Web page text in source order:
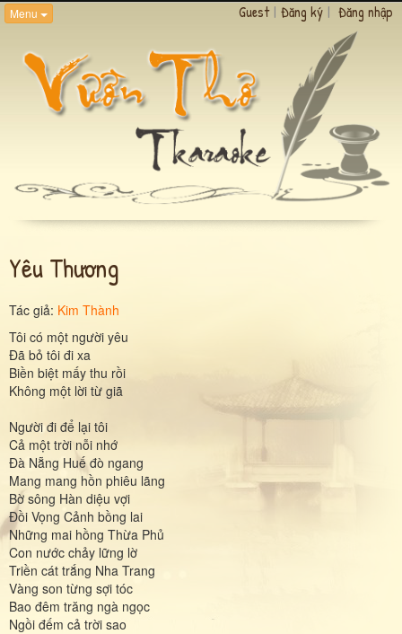
Menu Guest | Đăng ký | Đăng nhập
Yêu Thương
Tác giả: Kim Thành
Tôi có một người yêu
Đã bỏ tôi đi xa
Biền biệt mấy thu rồi
Không một lời từ giã
Người đi để lại tôi
Cả một trời nỗi nhớ
Đà Nẵng Huế đò ngang
Mang mang hồn phiêu lãng
Bờ sông Hàn diệu vợi
Đồi Vọng Cảnh bồng lai
Những mai hồng Thừa Phủ
Con nước chảy lững lờ
Triền cát trắng Nha Trang
Vàng son từng sợi tóc
Bao đêm trăng ngà ngọc
Ngồi đếm cả trời sao